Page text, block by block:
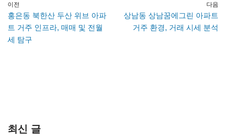
이전
홍은동 북한산 두산 위브 아파
트 거주 인프라, 매매 및 전월
세 탐구
다음
상남동 상남꿈에그린 아파트
거주 환경, 거래 시세 분석
최신 글